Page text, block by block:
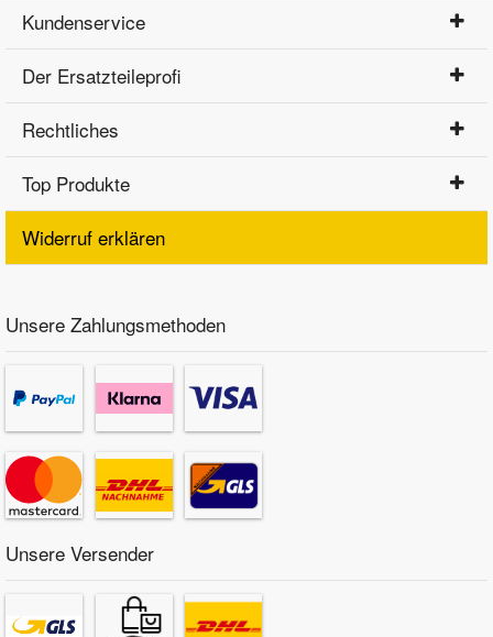
Kundenservice
Der Ersatzteileprofi
Rechtliches
Top Produkte
Widerruf erklären
Unsere Zahlungsmethoden
Unsere Versender